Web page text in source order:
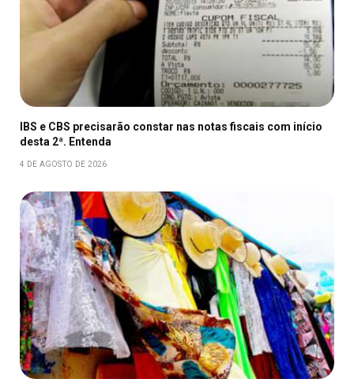
IBS e CBS precisarão constar nas notas fiscais com início
desta 2ª. Entenda
4 DE AGOSTO DE 2026